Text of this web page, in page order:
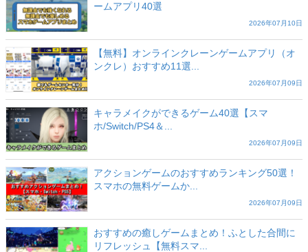
ームアプリ40選
2026年07月10日
【無料】オンラインクレーンゲームアプリ（オ
ンクレ）おすすめ11選...
2026年07月09日
キャラメイクができるゲーム40選【スマ
ホ/Switch/PS4＆...
2026年07月09日
アクションゲームのおすすめランキング50選！
スマホの無料ゲームか...
2026年07月09日
おすすめの癒しゲームまとめ！ふとした合間に
リフレッシュ【無料スマ...